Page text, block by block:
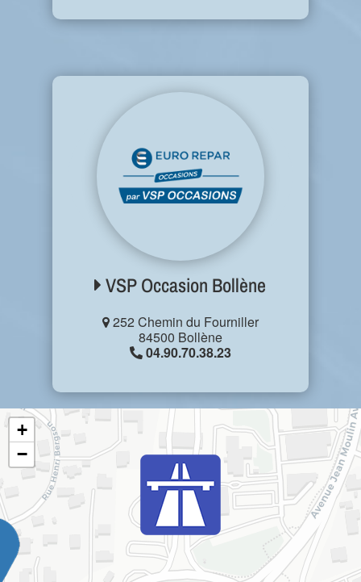
VSP Occasion Bollène
252 Chemin du Fourniller
84500 Bollène
04.90.70.38.23
+
−